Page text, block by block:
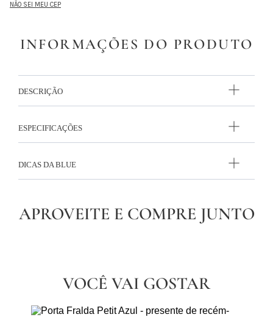
NÃO SEI MEU CEP
INFORMAÇÕES DO PRODUTO
DESCRIÇÃO
ESPECIFICAÇÕES
DICAS DA BLUE
APROVEITE E COMPRE JUNTO
VOCÊ VAI GOSTAR